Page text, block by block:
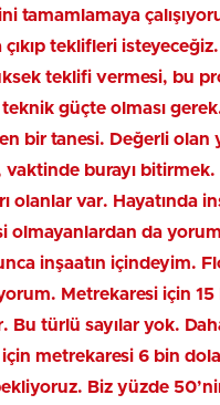
tamamlamaya
teklifleri
teklifi vermesi, bu
güçte olması
bir tanesi. Değerli olan
burayı bitirmek.
olanlar var. Hayatında
olmayanlardan da
inşaatın içindeyim.
Metrekaresi için
Bu türlü sayılar yok.
için metrekaresi 6 bin
Biz yüzde